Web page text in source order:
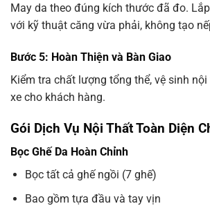
May da theo đúng kích thước đã đo.
với kỹ thuật căng vừa phải, không tạo
Bước 5: Hoàn Thiện và Bàn Giao
Kiểm tra chất lượng tổng thể, vệ sinh
xe cho khách hàng.
Gói Dịch Vụ Nội Thất Toàn Diện
Bọc Ghế Da Hoàn Chỉnh
Bọc tất cả ghế ngồi (7 ghế)
Bao gồm tựa đầu và tay vịn